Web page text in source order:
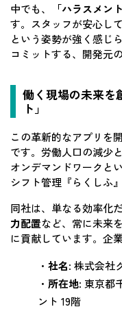
中でも、
「ハラスメン
す。スタッフが安心し
という姿勢が強く感じ
コミットする、開発元
働く現場の未来を
ト」
この革新的なアプリを
です。労働人口の減少
オンデマンドワークと
シフト管理『らくしふ
同社は、単なる効率化
力配置など、常に未来
に貢献しています。企
・ 社名: 株式会社
・ 所在地: 東京都
ント 19階